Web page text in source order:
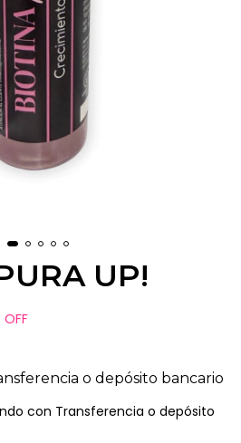
UP!
OFF
o depósito bancario
con Transferencia o depósito